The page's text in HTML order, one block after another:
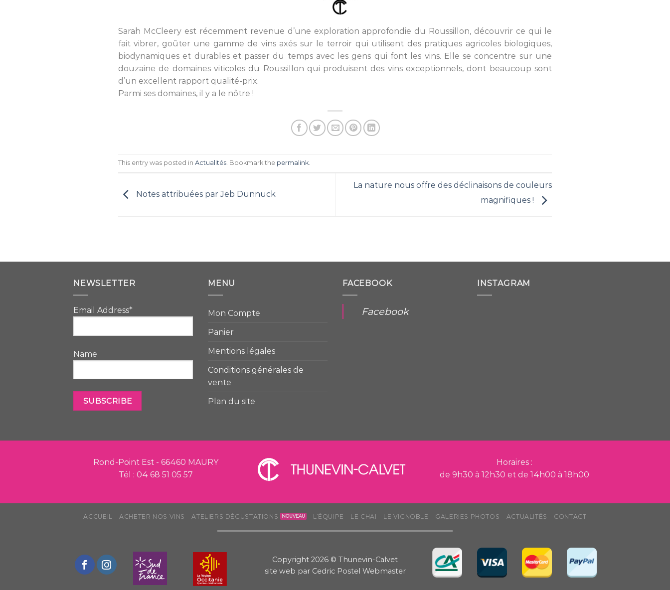
Sarah McCleery est récemment revenue d’une exploration approfondie du Roussillon, découvrir ce qui le
fait vibrer, goûter une gamme de vins axés sur le terroir qui utilisent des pratiques agricoles biologiques,
biodynamiques et durables et passer du temps avec les gens qui font les vins. Elle se concentre sur une
douzaine de domaines viticoles du Roussillon qui produisent des vins exceptionnels, dont beaucoup sont
d’un excellent rapport qualité-prix.
Parmi ses domaines, il y a le nôtre !
This entry was posted in Actualités. Bookmark the permalink.
Notes attribuées par Jeb Dunnuck
La nature nous offre des déclinaisons de couleurs
magnifiques !
NEWSLETTER
Email Address*
Name
MENU
Mon Compte
Panier
Mentions légales
Conditions générales de
vente
Plan du site
FACEBOOK
Facebook
INSTAGRAM
Rond-Point Est - 66460 MAURY
Tél : 04 68 51 05 57
Horaires :
de 9h30 à 12h30 et de 14h00 à 18h00
ACCUEIL ACHETER NOS VINS ATELIERS DÉGUSTATIONS L’ÉQUIPE LE CHAI LE VIGNOBLE GALERIES PHOTOS ACTUALITÉS CONTACT
Copyright 2026 © Thunevin-Calvet
site web par Cedric Postel Webmaster